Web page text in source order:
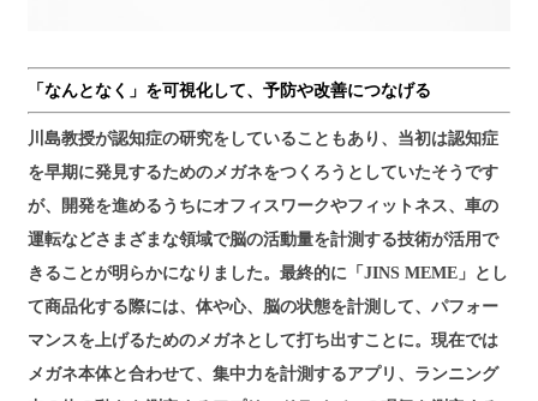
「なんとなく」を可視化して、予防や改善につなげる
川島教授が認知症の研究をしていることもあり、当初は認知症
を早期に発見するためのメガネをつくろうとしていたそうです
が、開発を進めるうちにオフィスワークやフィットネス、車の
運転などさまざまな領域で脳の活動量を計測する技術が活用で
きることが明らかになりました。最終的に「JINS MEME」とし
て商品化する際には、体や心、脳の状態を計測して、パフォー
マンスを上げるためのメガネとして打ち出すことに。現在では
メガネ本体と合わせて、集中力を計測するアプリ、ランニング